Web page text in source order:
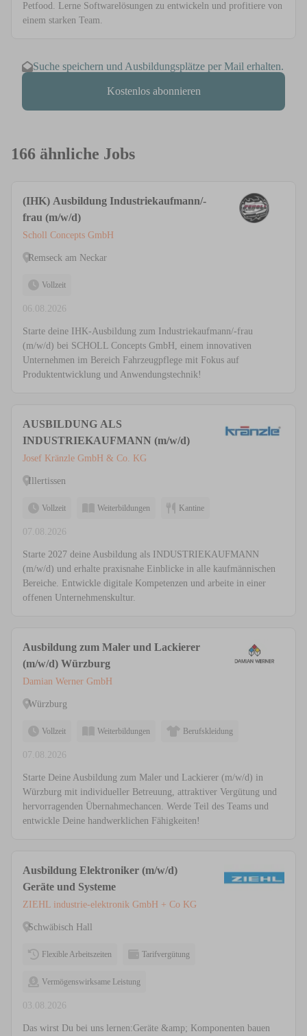
Petfood. Lerne Softwarelösungen zu entwickeln und profitiere von
einem starken Team.
Suche speichern und Ausbildungsplätze per Mail erhalten.
Kostenlos abonnieren
166 ähnliche Jobs
(IHK) Ausbildung Industriekaufmann/-
frau (m/w/d)
Scholl Concepts GmbH
Remseck am Neckar
Vollzeit
06.08.2026
Starte deine IHK-Ausbildung zum Industriekaufmann/-frau
(m/w/d) bei SCHOLL Concepts GmbH, einem innovativen
Unternehmen im Bereich Fahrzeugpflege mit Fokus auf
Produktentwicklung und Anwendungstechnik!
AUSBILDUNG ALS
INDUSTRIEKAUFMANN (m/w/d)
Josef Kränzle GmbH & Co. KG
Illertissen
Vollzeit Weiterbildungen Kantine
07.08.2026
Starte 2027 deine Ausbildung als INDUSTRIEKAUFMANN
(m/w/d) und erhalte praxisnahe Einblicke in alle kaufmännischen
Bereiche. Entwickle digitale Kompetenzen und arbeite in einer
offenen Unternehmenskultur.
Ausbildung zum Maler und Lackierer
(m/w/d) Würzburg
Damian Werner GmbH
Würzburg
Vollzeit Weiterbildungen Berufskleidung
07.08.2026
Starte Deine Ausbildung zum Maler und Lackierer (m/w/d) in
Würzburg mit individueller Betreuung, attraktiver Vergütung und
hervorragenden Übernahmechancen. Werde Teil des Teams und
entwickle Deine handwerklichen Fähigkeiten!
Ausbildung Elektroniker (m/w/d)
Geräte und Systeme
ZIEHL industrie-elektronik GmbH + Co KG
Schwäbisch Hall
Flexible Arbeitszeiten Tarifvergütung
Vermögenswirksame Leistung
03.08.2026
Das wirst Du bei uns lernen:Geräte &amp; Komponenten bauen